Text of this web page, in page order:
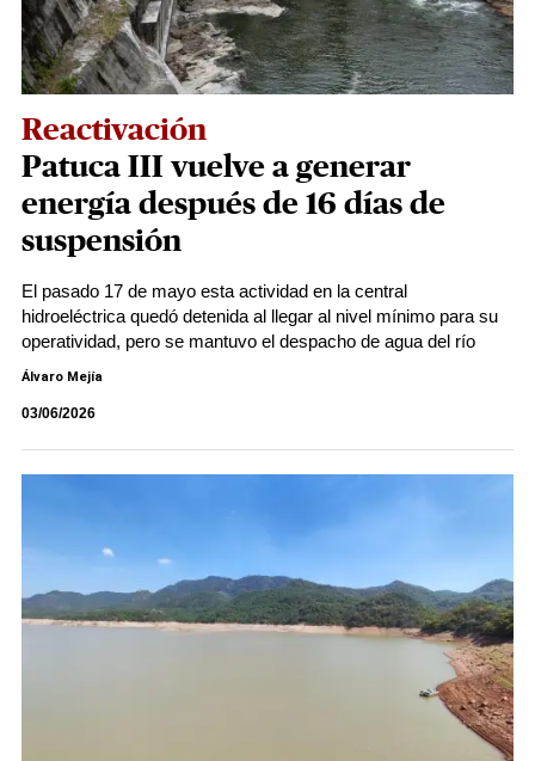
Reactivación
Patuca III vuelve a generar
energía después de 16 días de
suspensión
El pasado 17 de mayo esta actividad en la central
hidroeléctrica quedó detenida al llegar al nivel mínimo para su
operatividad, pero se mantuvo el despacho de agua del río
Álvaro Mejía
03/06/2026